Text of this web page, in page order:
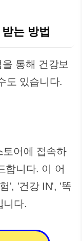
는 방법
통해 건강보
도 있습니다.
토어에 접속하
합니다. 이 어
', '건강 IN', '똑
니다.